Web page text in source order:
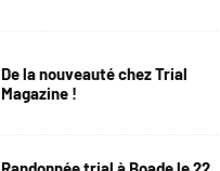
De la nouveauté chez Trial
Magazine !